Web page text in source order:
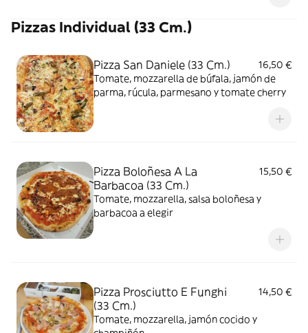
Pizzas Individual (33 Cm.)
Pizza San Daniele (33 Cm.)
16,50 €
Tomate, mozzarella de búfala, jamón de
parma, rúcula, parmesano y tomate cherry
Pizza Boloñesa A La
Barbacoa (33 Cm.)
15,50 €
Tomate, mozzarella, salsa boloñesa y
barbacoa a elegir
Pizza Prosciutto E Funghi
(33 Cm.)
14,50 €
Tomate, mozzarella, jamón cocido y